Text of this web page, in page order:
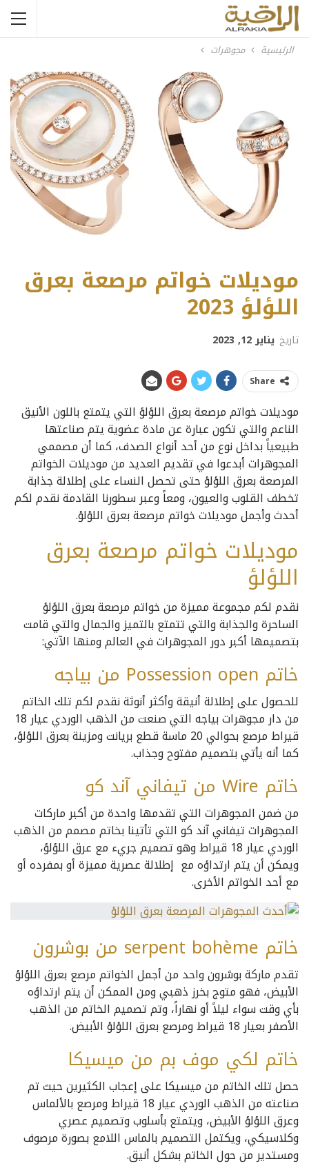
الرئيسية مجوهرات
موديلات خواتم مرصعة بعرق
اللؤلؤ 2023
تاريخ يناير 12, 2023
Share
موديلات خواتم مرصعة بعرق اللؤلؤ التي يتمتع باللون الأنيق
الناعم والتي تكون عبارة عن مادة عضوية يتم صناعتها
طبيعياً بداخل نوع من أحد أنواع الصدف، كما أن مصممي
المجوهرات أبدعوا في تقديم العديد من موديلات الخواتم
المرصعة بعرق اللؤلؤ حتى تحصل النساء على إطلالة جذابة
تخطف القلوب والعيون، ومعاً وعبر سطورنا القادمة نقدم لكم
أحدث وأجمل موديلات خواتم مرصعة بعرق اللؤلؤ.
موديلات خواتم مرصعة بعرق
اللؤلؤ
نقدم لكم مجموعة مميزة من خواتم مرصعة بعرق اللؤلؤ
الساحرة والجذابة والتي تتمتع بالتميز والجمال والتي قامت
بتصميمها أكبر دور المجوهرات في العالم ومنها الآتي:
خاتم Possession open من بياجه
للحصول على إطلالة أنيقة وأكثر أنوثة نقدم لكم تلك الخاتم
من دار مجوهرات بياجه التي صنعت من الذهب الوردي عيار 18
قيراط مرصع بحوالي 20 ماسة قطع بريانت ومزينة بعرق اللؤلؤ،
كما أنه يأتي بتصميم مفتوح وجذاب.
خاتم Wire من تيفاني آند كو
من ضمن المجوهرات التي تقدمها واحدة من أكبر ماركات
المجوهرات تيفاني آند كو التي تأتينا بخاتم مصمم من الذهب
الوردي عيار 18 قيراط وهو تصميم جريء مع عرق اللؤلؤ،
ويمكن أن يتم ارتداؤه مع إطلالة عصرية مميزة أو بمفرده أو
مع أحد الخواتم الأخرى.
خاتم serpent bohème من بوشرون
تقدم ماركة بوشرون واحد من أجمل الخواتم مرصع بعرق اللؤلؤ
الأبيض، فهو متوج بخرز ذهبي ومن الممكن أن يتم ارتداؤه
بأي وقت سواء ليلاً أو نهاراً، وتم تصميم الخاتم من الذهب
الأصفر بعيار 18 قيراط ومرصع بعرق اللؤلؤ الأبيض.
خاتم لكي موف بم من ميسيكا
حصل تلك الخاتم من ميسيكا على إعجاب الكثيرين حيث تم
صناعته من الذهب الوردي عيار 18 قيراط ومرصع بالألماس
وعرق اللؤلؤ الأبيض، ويتمتع بأسلوب وتصميم عصري
وكلاسيكي، ويكتمل التصميم بالماس اللامع بصورة مرصوف
ومستدير من حول الخاتم بشكل أنيق.